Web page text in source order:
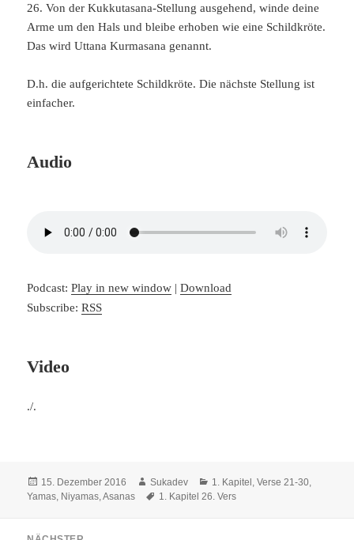
26. Von der Kukkutasana-Stellung ausgehend, winde deine
Arme um den Hals und bleibe erhoben wie eine Schildkröte.
Das wird Uttana Kurmasana genannt.
D.h. die aufgerichtete Schildkröte. Die nächste Stellung ist
einfacher.
Audio
Podcast:Play in new window |Download
Subscribe:RSS
Video
./.
Veröffentlicht
am
15. Dezember 2016 Autor
Sukadev Kategorien
1. Kapitel, Verse 21-30,
Yamas, Niyamas, Asanas
Schlagwörter
1. Kapitel 26. Vers